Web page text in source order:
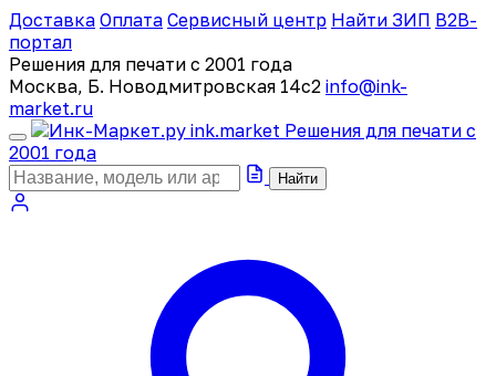
Доставка Оплата Сервисный центр Найти ЗИП B2B-
портал
Решения для печати с 2001 года
Москва, Б. Новодмитровская 14с2 info@ink-
market.ru
ink.market Решения для печати с
2001 года
Найти